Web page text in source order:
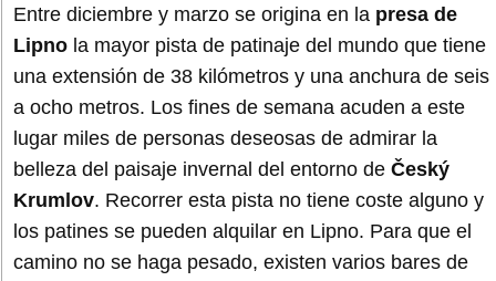
Entre diciembre y marzo se origina en la presa de
Lipno la mayor pista de patinaje del mundo que tiene
una extensión de 38 kilómetros y una anchura de seis
a ocho metros. Los fines de semana acuden a este
lugar miles de personas deseosas de admirar la
belleza del paisaje invernal del entorno de Český
Krumlov. Recorrer esta pista no tiene coste alguno y
los patines se pueden alquilar en Lipno. Para que el
camino no se haga pesado, existen varios bares de